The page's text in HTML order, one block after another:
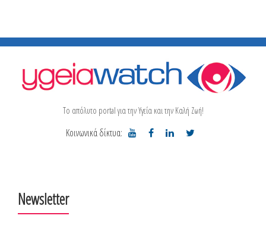
Το απόλυτο portal για την Υγεία και την Καλή Ζωή!
Κοινωνικά δίκτυα:
Newsletter